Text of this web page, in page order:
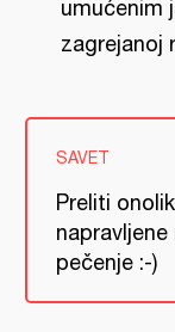
umućenim
zagrejanoj
SAVET
Preliti
pečenje :-)